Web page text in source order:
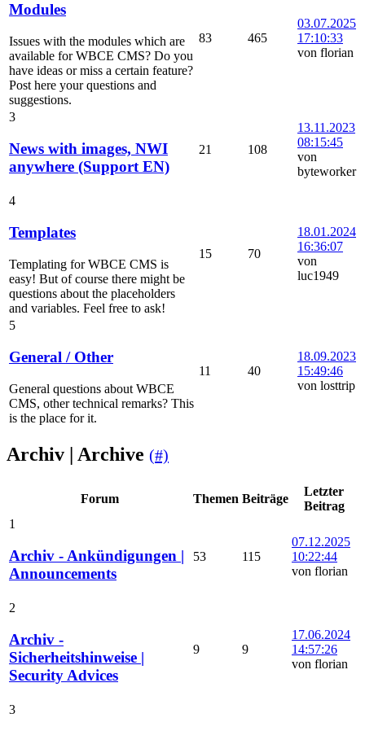
Modules
Issues with the modules which are
available for WBCE CMS? Do you
have ideas or miss a certain feature?
Post here your questions and
suggestions.
83 465
03.07.2025
17:10:33
von florian
3
News with images, NWI
anywhere (Support EN)
21 108
13.11.2023
08:15:45
von
byteworker
4
Templates
Templating for WBCE CMS is
easy! But of course there might be
questions about the placeholders
and variables. Feel free to ask!
15 70
18.01.2024
16:36:07
von
luc1949
5
General / Other
General questions about WBCE
CMS, other technical remarks? This
is the place for it.
11 40
18.09.2023
15:49:46
von losttrip
Archiv | Archive (#)
Forum Themen Beiträge
Letzter
Beitrag
1
Archiv - Ankündigungen |
Announcements
53 115
07.12.2025
10:22:44
von florian
2
Archiv -
Sicherheitshinweise |
Security Advices
9 9
17.06.2024
14:57:26
von florian
3